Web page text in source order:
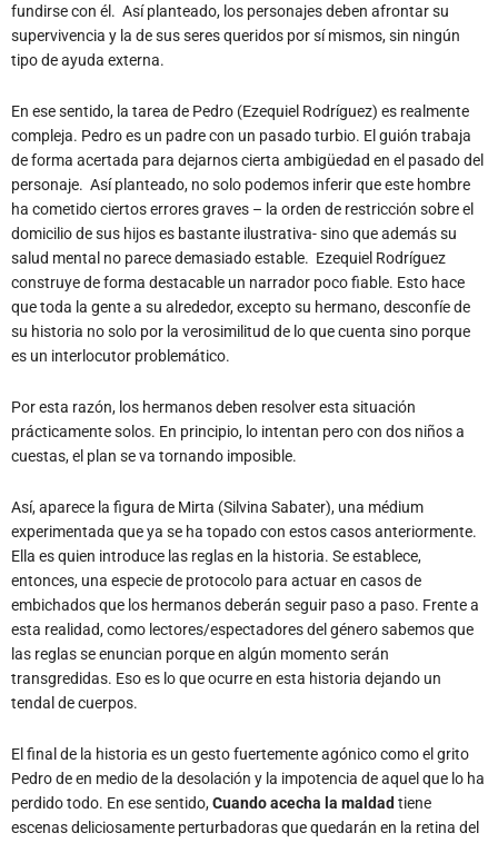
fundirse con él. Así planteado, los personajes deben afrontar su
supervivencia y la de sus seres queridos por sí mismos, sin ningún
tipo de ayuda externa.
En ese sentido, la tarea de Pedro (Ezequiel Rodríguez) es realmente
compleja. Pedro es un padre con un pasado turbio. El guión trabaja
de forma acertada para dejarnos cierta ambigüedad en el pasado del
personaje. Así planteado, no solo podemos inferir que este hombre
ha cometido ciertos errores graves – la orden de restricción sobre el
domicilio de sus hijos es bastante ilustrativa- sino que además su
salud mental no parece demasiado estable. Ezequiel Rodríguez
construye de forma destacable un narrador poco fiable. Esto hace
que toda la gente a su alrededor, excepto su hermano, desconfíe de
su historia no solo por la verosimilitud de lo que cuenta sino porque
es un interlocutor problemático.
Por esta razón, los hermanos deben resolver esta situación
prácticamente solos. En principio, lo intentan pero con dos niños a
cuestas, el plan se va tornando imposible.
Así, aparece la figura de Mirta (Silvina Sabater), una médium
experimentada que ya se ha topado con estos casos anteriormente.
Ella es quien introduce las reglas en la historia. Se establece,
entonces, una especie de protocolo para actuar en casos de
embichados que los hermanos deberán seguir paso a paso. Frente a
esta realidad, como lectores/espectadores del género sabemos que
las reglas se enuncian porque en algún momento serán
transgredidas. Eso es lo que ocurre en esta historia dejando un
tendal de cuerpos.
El final de la historia es un gesto fuertemente agónico como el grito
Pedro de en medio de la desolación y la impotencia de aquel que lo ha
perdido todo. En ese sentido,Cuando acecha la maldadtiene
escenas deliciosamente perturbadoras que quedarán en la retina del